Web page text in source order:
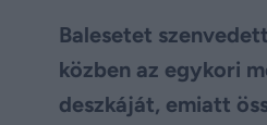
Balesetet
közben az egykori
deszkáját, emiatt